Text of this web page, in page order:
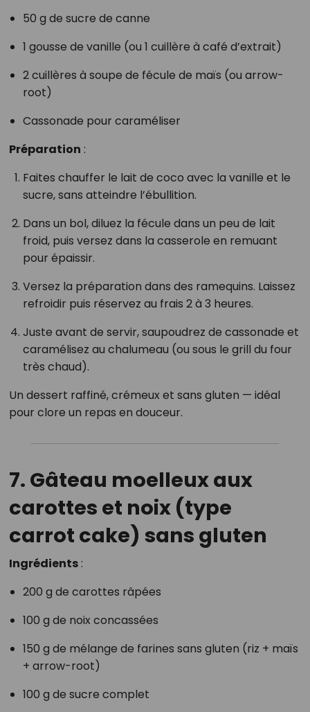
50 g de sucre de canne
1 gousse de vanille (ou 1 cuillère à café d’extrait)
2 cuillères à soupe de fécule de maïs (ou arrow-
root)
Cassonade pour caraméliser
Préparation :
Faites chauffer le lait de coco avec la vanille et le
sucre, sans atteindre l’ébullition.
Dans un bol, diluez la fécule dans un peu de lait
froid, puis versez dans la casserole en remuant
pour épaissir.
Versez la préparation dans des ramequins. Laissez
refroidir puis réservez au frais 2 à 3 heures.
Juste avant de servir, saupoudrez de cassonade et
caramélisez au chalumeau (ou sous le grill du four
très chaud).
Un dessert raffiné, crémeux et sans gluten — idéal
pour clore un repas en douceur.
7. Gâteau moelleux aux
carottes et noix (type
carrot cake) sans gluten
Ingrédients:
200 g de carottes râpées
100 g de noix concassées
150 g de mélange de farines sans gluten (riz + maïs
+ arrow-root)
100 g de sucre complet